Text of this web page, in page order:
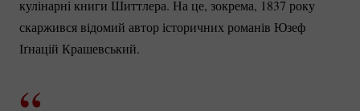
кулінарні книги Шиттлера. На це, зокрема, 1837 року
скаржився відомий автор історичних романів Юзеф
Іґнацій Крашевський.